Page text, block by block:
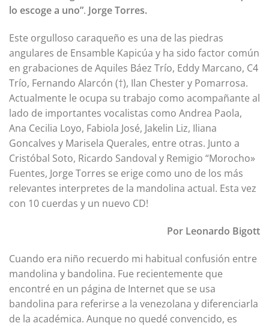
lo escoge a uno”. Jorge Torres.
Este orgulloso caraqueño es una de las piedras
angulares de Ensamble Kapicúa y ha sido factor común
en grabaciones de Aquiles Báez Trío, Eddy Marcano, C4
Trío, Fernando Alarcón (†), Ilan Chester y Pomarrosa.
Actualmente le ocupa su trabajo como acompañante al
lado de importantes vocalistas como Andrea Paola,
Ana Cecilia Loyo, Fabiola José, Jakelin Liz, Iliana
Goncalves y Marisela Querales, entre otras. Junto a
Cristóbal Soto, Ricardo Sandoval y Remigio “Morocho»
Fuentes, Jorge Torres se erige como uno de los más
relevantes interpretes de la mandolina actual. Esta vez
con 10 cuerdas y un nuevo CD!
Por Leonardo Bigott
Cuando era niño recuerdo mi habitual confusión entre
mandolina y bandolina. Fue recientemente que
encontré en un página de Internet que se usa
bandolina para referirse a la venezolana y diferenciarla
de la académica. Aunque no quedé convencido, es